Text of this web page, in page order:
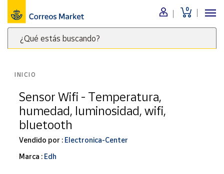
0
¿Qué estás buscando?
clave
para
buscar
productos
Correos
Menú
Nuestro
catálogo
Alimentación
Bebidas
Ocio y cultura
Juguetes y
juegos
Libros y
INICIO
Sensor Wifi - Temperatura,
humedad, luminosidad, wifi,
bluetooth
Vendido por : Electronica-Center
Marca : Edh